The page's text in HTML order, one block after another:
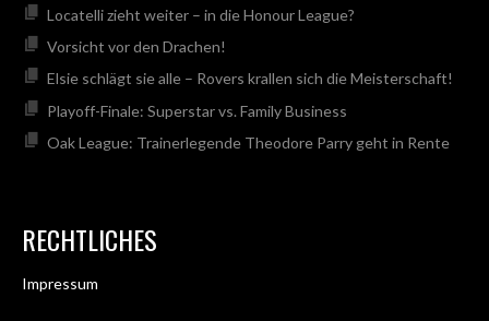
Locatelli zieht weiter – in die Honour League?
Vorsicht vor den Drachen!
Elsie schlägt sie alle – Rovers krallen sich die Meisterschaft!
Playoff-Finale: Superstar vs. Family Business
Oak League: Trainerlegende Theodore Parry geht in Rente
RECHTLICHES
Impressum